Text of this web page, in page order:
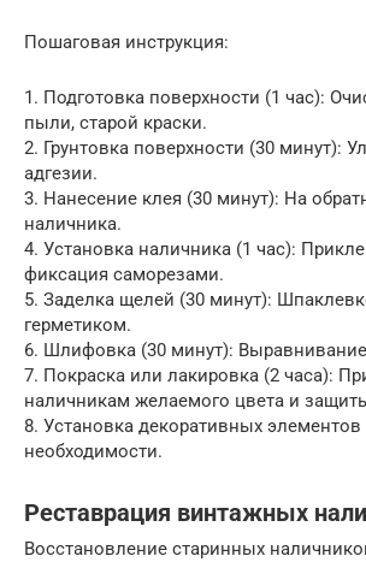
Пошаговая инструкция:
1. Подготовка поверхности (1 час):
пыли, старой краски.
2. Грунтовка поверхности (30 минут):
адгезии.
3. Нанесение клея (30 минут): На
наличника.
4. Установка наличника (1 час):
фиксация саморезами.
5. Заделка щелей (30 минут):
герметиком.
6. Шлифовка (30 минут):
7. Покраска или лакировка (2 часа):
наличникам желаемого цвета и
8. Установка декоративных
необходимости.
Реставрация винтажных
Восстановление старинных